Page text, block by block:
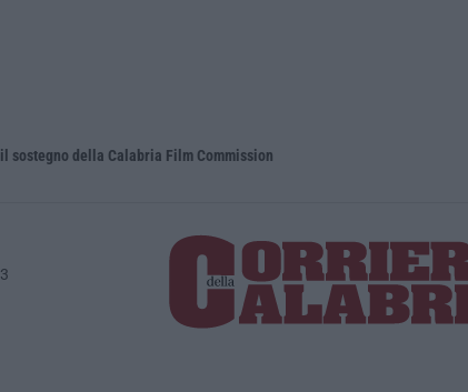
sostegno della Calabria Film Commission